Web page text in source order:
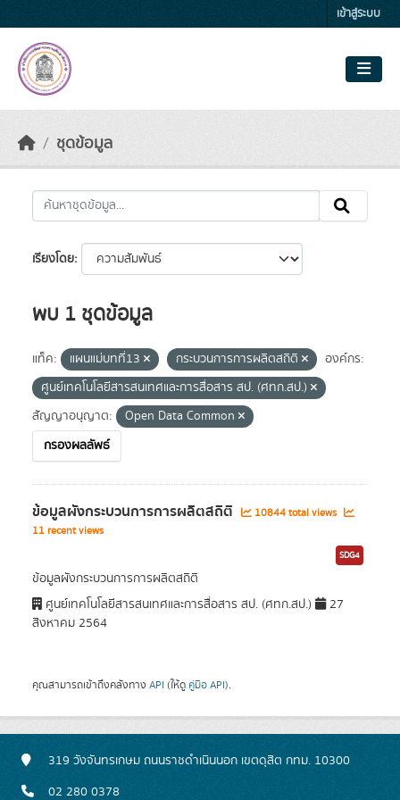
เข้าสู่ระบบ
ชุดข้อมูล
เรียงโดย
พบ 1 ชุดข้อมูล
แท็ค: แผนแม่บทที่13 กระบวนการการผลิตสถิติ
องค์กร:
ศูนย์เทคโนโลยีสารสนเทศและการสื่อสาร สป. (ศทก.สป.)
สัญญาอนุญาต:
Open Data Common
กรองผลลัพธ์
ข้อมูลผังกระบวนการการผลิตสถิติ
10844 total views
11 recent views
SDG4
ข้อมูลผังกระบวนการการผลิตสถิติ
ศูนย์เทคโนโลยีสารสนเทศและการสื่อสาร สป. (ศทก.สป.)
27
สิงหาคม 2564
คุณสามารถเข้าถึงคลังทาง API (ให้ดู คู่มือ API).
319 วังจันทรเกษม ถนนราชดำเนินนอก เขตดุสิต กทม. 10300
02 280 0378